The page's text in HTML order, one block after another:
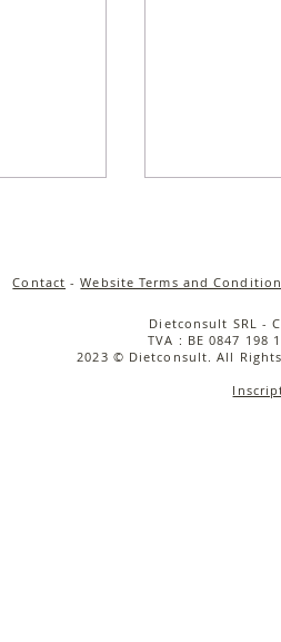
Salade
Contact -Website Terms and
Dietconsult SRL -
TVA : BE 0847 198
2023 © Dietconsult. All